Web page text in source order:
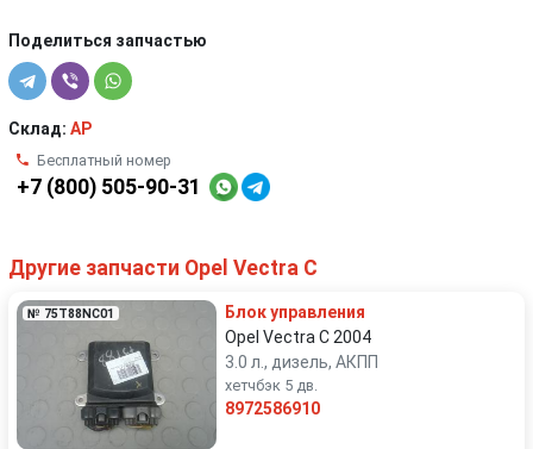
Поделиться запчастью
Склад: AP
Бесплатный номер
+7 (800) 505-90-31
Другие запчасти Opel Vectra C
№ 75T88NC01
Блок управления
Opel Vectra C 2004
3.0 л., дизель, АКПП
хетчбэк 5 дв.
8972586910